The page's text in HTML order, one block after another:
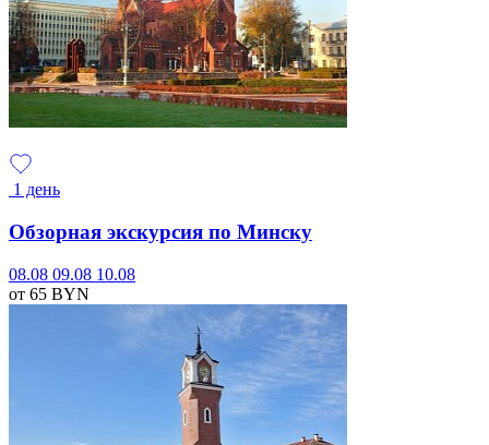
1 день
Обзорная экскурсия по Минску
08.08 09.08 10.08
от 65 BYN